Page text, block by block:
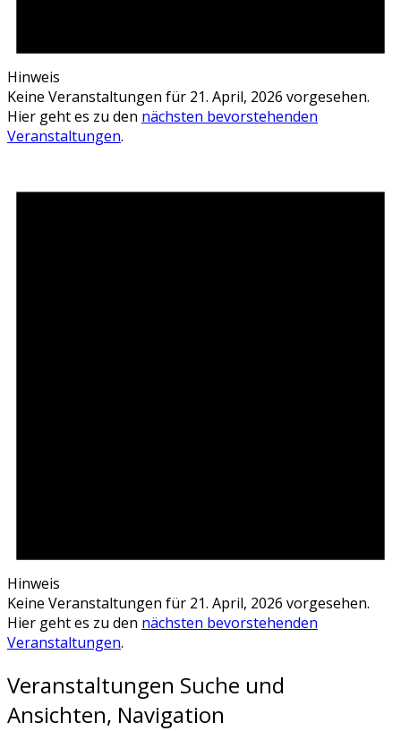
Hinweis
Keine Veranstaltungen für 21. April, 2026 vorgesehen.
Hier geht es zu den nächsten bevorstehenden
Veranstaltungen.
Hinweis
Keine Veranstaltungen für 21. April, 2026 vorgesehen.
Hier geht es zu den nächsten bevorstehenden
Veranstaltungen.
Veranstaltungen Suche und
Ansichten, Navigation